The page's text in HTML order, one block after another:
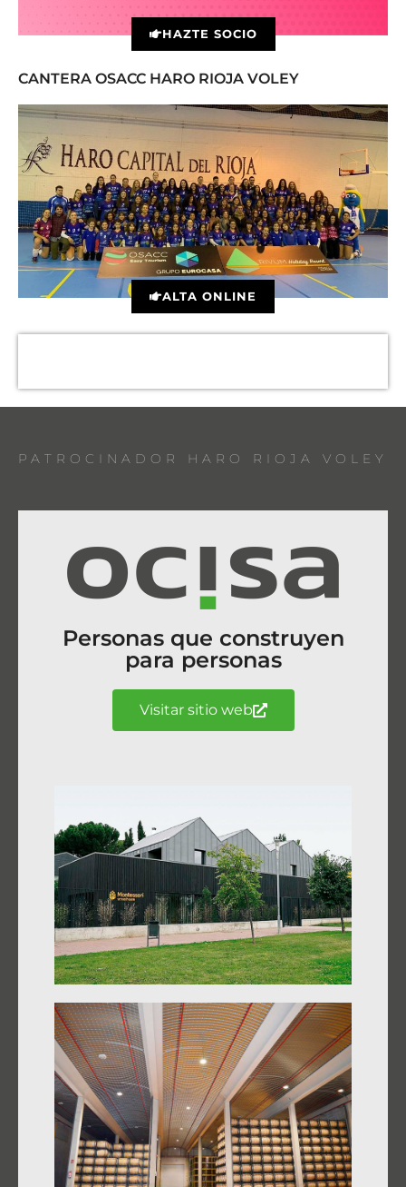
HAZTE SOCIO
CANTERA OSACC HARO RIOJA VOLEY
ALTA ONLINE
PATROCINADOR HARO RIOJA VOLEY
Personas que construyen
para personas
Visitar sitio web